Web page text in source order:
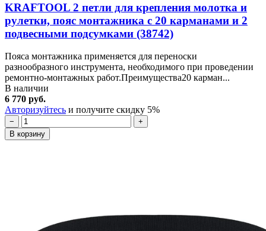
KRAFTOOL 2 петли для крепления молотка и
рулетки, пояс монтажника с 20 карманами и 2
подвесными подсумками (38742)
Пояса монтажника применяется для переноски
разнообразного инструмента, необходимого при проведении
ремонтно-монтажных работ.Преимущества20 карман...
В наличии
6 770 руб.
Авторизуйтесь и получите скидку 5%
−
+
В корзину